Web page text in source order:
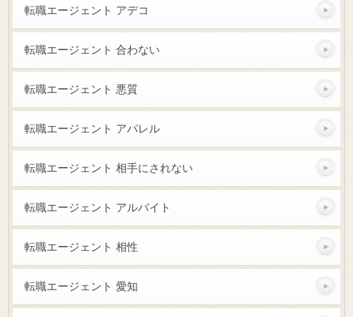
転職エージェント アデコ
転職エージェント 合わない
転職エージェント 悪質
転職エージェント アパレル
転職エージェント 相手にされない
転職エージェント アルバイト
転職エージェント 相性
転職エージェント 愛知